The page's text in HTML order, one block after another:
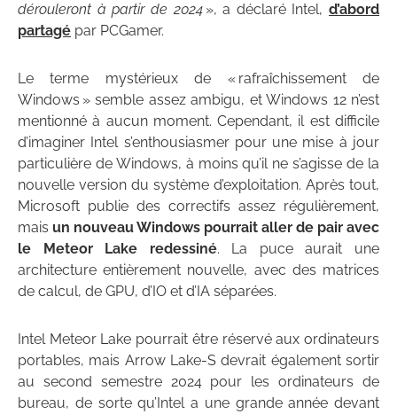
dérouleront à partir de 2024», a déclaré Intel, d’abord
partagé par PCGamer.
Le terme mystérieux de « rafraîchissement de
Windows » semble assez ambigu, et Windows 12 n’est
mentionné à aucun moment. Cependant, il est difficile
d’imaginer Intel s’enthousiasmer pour une mise à jour
particulière de Windows, à moins qu’il ne s’agisse de la
nouvelle version du système d’exploitation. Après tout,
Microsoft publie des correctifs assez régulièrement,
mais un nouveau Windows pourrait aller de pair avec
le Meteor Lake redessiné. La puce aurait une
architecture entièrement nouvelle, avec des matrices
de calcul, de GPU, d’IO et d’IA séparées.
Intel Meteor Lake pourrait être réservé aux ordinateurs
portables, mais Arrow Lake-S devrait également sortir
au second semestre 2024 pour les ordinateurs de
bureau, de sorte qu’Intel a une grande année devant